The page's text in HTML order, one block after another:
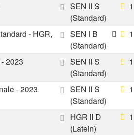
SEN II S
(Standard)
1
- HGR,
SEN I B
(Standard)
1
2023
SEN II S
(Standard)
1
- 2023
SEN II S
(Standard)
1
HGR II D
(Latein)
1